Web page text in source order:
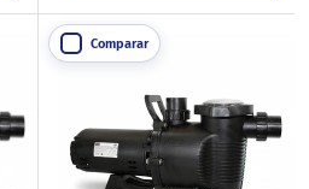
Comparar